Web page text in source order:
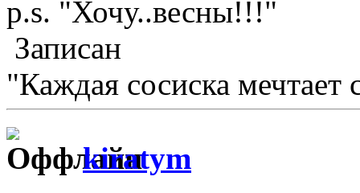
p.s. "Хочу..весны!!!"
Записан
"Каждая сосиска мечтает
kiratym